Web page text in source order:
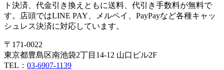
ョ
ン
ト決済、代金引き換えともに送料、代引き手数料が無料で
す。店頭ではLINE PAY、メルペイ、PayPayなど各種キャッ
シュレス決済に対応しています。
〒171-0022
東京都豊島区南池袋2丁目14-12 山口ビル2F
TEL： 03-6907-1139